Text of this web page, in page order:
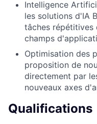
Intelligence
les solutions d'IA
tâches répétitives
champs
Optimisation des
proposition de
directement par
nouveaux axes
Qualifications